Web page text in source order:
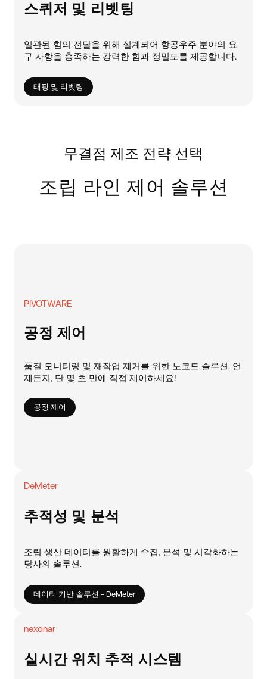
스퀴저 및 리벳팅
일관된 힘의 전달을 위해 설계되어 항공우주 분야의 요
구 사항을 충족하는 강력한 힘과 정밀도를 제공합니다.
태핑 및 리벳팅
무결점 제조 전략 선택
조립 라인 제어 솔루션
PIVOTWARE
공정 제어
품질 모니터링 및 재작업 제거를 위한 노코드 솔루션. 언
제든지, 단 몇 초 만에 직접 제어하세요!
공정 제어
DeMeter
추적성 및 분석
조립 생산 데이터를 원활하게 수집, 분석 및 시각화하는
당사의 솔루션.
데이터 기반 솔루션 - DeMeter
nexonar
실시간 위치 추적 시스템